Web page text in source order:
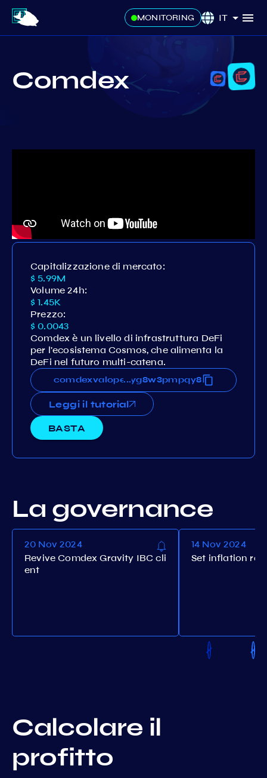
MONITORING IT
Comdex
Capitalizzazione di mercato:
$ 5.99M
Volume 24h:
$ 1.45K
Prezzo:
$ 0.0043
Comdex è un livello di infrastruttura DeFi
per l'ecosistema Cosmos, che alimenta la
DeFi nel futuro multi-catena.
...
Leggi il tutorial
BASTA
La governance
20 Nov 2024
Revive Comdex Gravity IBC cli
ent
14 Nov 2024
Set inflation
Calcolare il
profitto